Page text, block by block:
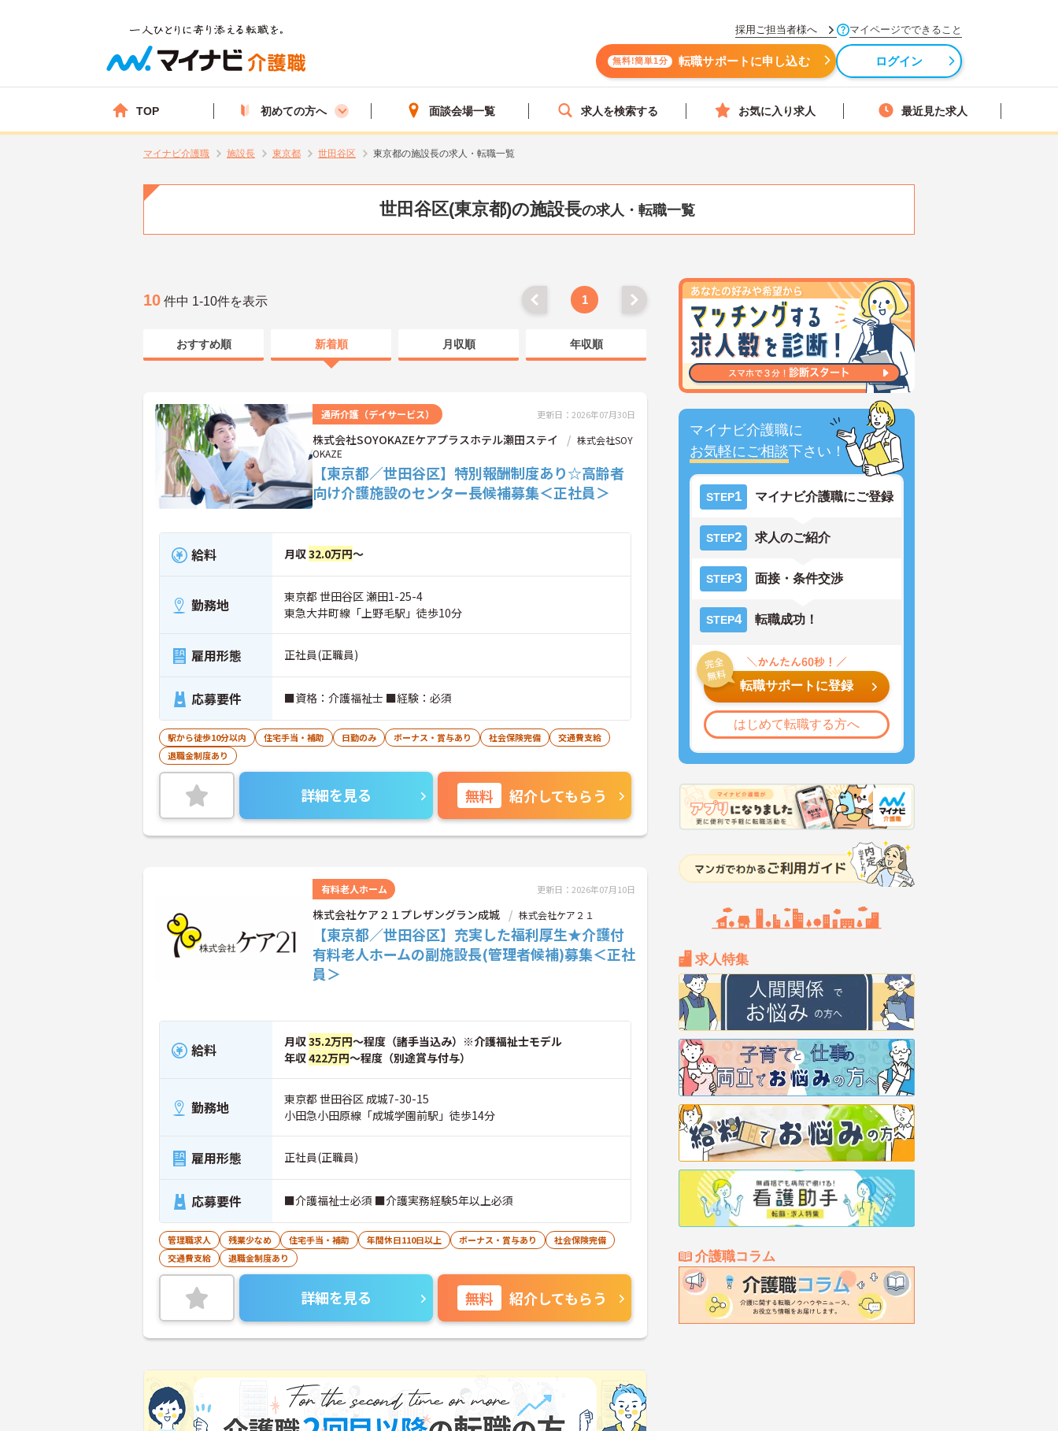
採用ご担当者様へ マイページでできること
無料!簡単1分 転職サポートに申し込む ログイン
TOP 初めての方へ 面談会場一覧 求人を検索する お気に入り求人 最近見た求人
マイナビ介護職 施設長 東京都 世田谷区 東京都の施設長の求人・転職一覧
世田谷区(東京都)の施設長の求人・転職一覧
マイナビ介護職に
お気軽にご相談下さい！
STEP1 マイナビ介護職にご登録
STEP2 求人のご紹介
STEP3 面接・条件交渉
STEP4 転職成功！
転職サポートに登録
はじめて転職する方へ
求人特集
介護職コラム
10 件中 1-10件を表示 1
おすすめ順 新着順 月収順 年収順
通所介護（デイサービス） 更新日：2026年07月30日
株式会社SOYOKAZEケアプラスホテル瀬田ステイ
株式会社SOY
OKAZE
【東京都／世田谷区】特別報酬制度あり☆高齢者
向け介護施設のセンター長候補募集＜正社員＞
給料 月収32.0万円～
勤務地
東京都 世田谷区 瀬田1-25-4
東急大井町線「上野毛駅」徒歩10分
雇用形態 正社員(正職員)
応募要件 ■資格：介護福祉士 ■経験：必須
駅から徒歩10分以内 住宅手当・補助 日勤のみ ボーナス・賞与あり 社会保険完備
交通費支給
退職金制度あり
詳細を見る 無料 紹介してもらう
有料老人ホーム 更新日：2026年07月10日
株式会社ケア２１プレザングラン成城 株式会社ケア２１
【東京都／世田谷区】充実した福利厚生★介護付
有料老人ホームの副施設長(管理者候補)募集＜正社
員＞
給料 月収35.2万円～程度（諸手当込み）※介護福祉士モデル
年収422万円～程度（別途賞与付与）
勤務地
東京都 世田谷区 成城7-30-15
小田急小田原線「成城学園前駅」徒歩14分
雇用形態 正社員(正職員)
応募要件 ■介護福祉士必須 ■介護実務経験5年以上必須
管理職求人 残業少なめ 住宅手当・補助 年間休日110日以上 ボーナス・賞与あり
社会保険完備
交通費支給
退職金制度あり
詳細を見る 無料 紹介してもらう